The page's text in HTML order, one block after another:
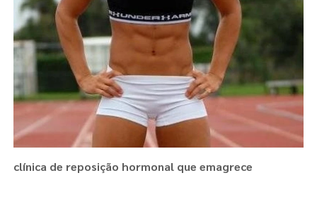
clínica de reposição hormonal que emagrece